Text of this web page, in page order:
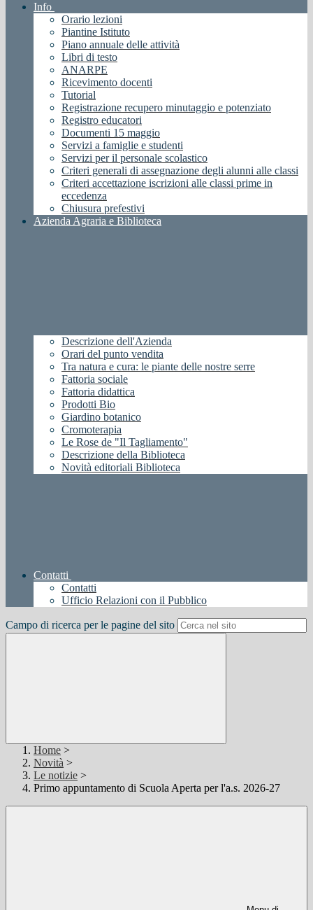
Info
Orario lezioni
Piantine Istituto
Piano annuale delle attività
Libri di testo
ANARPE
Ricevimento docenti
Tutorial
Registrazione recupero minutaggio e potenziato
Registro educatori
Documenti 15 maggio
Servizi a famiglie e studenti
Servizi per il personale scolastico
Criteri generali di assegnazione degli alunni alle classi
Criteri accettazione iscrizioni alle classi prime in
eccedenza
Chiusura prefestivi
Azienda Agraria e Biblioteca
Descrizione dell'Azienda
Orari del punto vendita
Tra natura e cura: le piante delle nostre serre
Fattoria sociale
Fattoria didattica
Prodotti Bio
Giardino botanico
Cromoterapia
Le Rose de "Il Tagliamento"
Descrizione della Biblioteca
Novità editoriali Biblioteca
Contatti
Contatti
Ufficio Relazioni con il Pubblico
Campo di ricerca per le pagine del sito
Home >
Novità >
Le notizie >
Primo appuntamento di Scuola Aperta per l'a.s. 2026-27